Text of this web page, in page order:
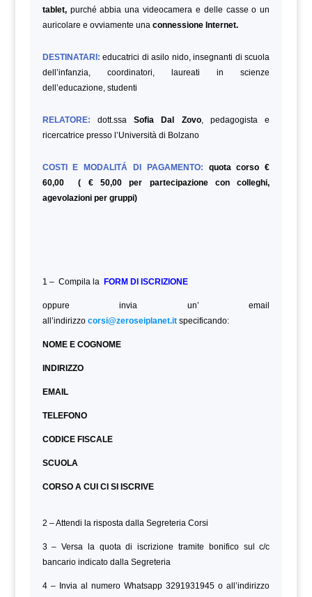
tablet,purché abbia una videocamera e delle casse o un
auricolare e ovviamente una connessione Internet.
DESTINATARI: educatrici di asilo nido, insegnanti di scuola
dell’infanzia, coordinatori, laureati in scienze
dell’educazione, studenti
RELATORE: dott.ssaSofia Dal Zovo, pedagogista e
ricercatrice presso l’Università di Bolzano
COSTI E MODALITÁ DI PAGAMENTO:
quota corso €
60,00 ( € 50,00 per partecipazione con colleghi,
agevolazioni per gruppi)
1 – Compila la FORM DI ISCRIZIONE
oppure invia un’ email
all’indirizzo corsi@zeroseiplanet.itspecificando:
NOME E COGNOME
INDIRIZZO
EMAIL
TELEFONO
CODICE FISCALE
SCUOLA
CORSO A CUI CI SI ISCRIVE
2 – Attendi la risposta dalla Segreteria Corsi
3 – Versa la quota di iscrizione tramite bonifico sul c/c
bancario indicato dalla Segreteria
4 – Invia al numero Whatsapp 3291931945 o all’indirizzo